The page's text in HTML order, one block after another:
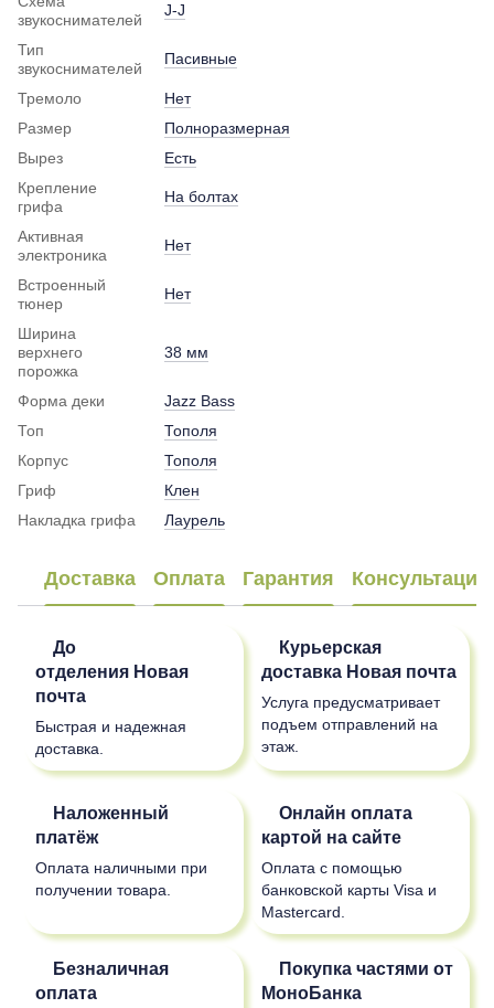
звукоснимателей
J-J
Тип
звукоснимателей
Пасивные
Тремоло
Нет
Размер
Полноразмерная
Вырез
Есть
Крепление
грифа
На болтах
Активная
электроника
Нет
Встроенный
тюнер
Нет
Ширина
верхнего
порожка
38 мм
Форма деки
Jazz Bass
Топ
Тополя
Корпус
Тополя
Гриф
Клен
Накладка грифа
Лаурель
Доставка Оплата Гарантия Консультация
До
отделения Новая
почта
Быстрая и надежная
доставка.
Курьерская
доставка Новая почта
Услуга предусматривает
подъем отправлений на
этаж.
Наложенный
платёж
Оплата наличными при
получении товара.
Онлайн оплата
картой на сайте
Оплата с помощью
банковской карты Visa и
Mastercard.
Безналичная
оплата
Покупка частями от
МоноБанка